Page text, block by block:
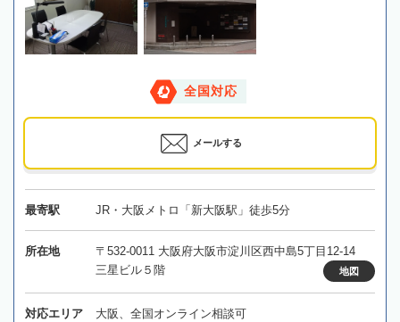
全国対応
メールする
最寄駅 JR・大阪メトロ「新大阪駅」徒歩5分
所在地
〒532-0011 大阪府大阪市淀川区西中島5丁目12-14
三星ビル５階
地図
対応エリア 大阪、全国オンライン相談可